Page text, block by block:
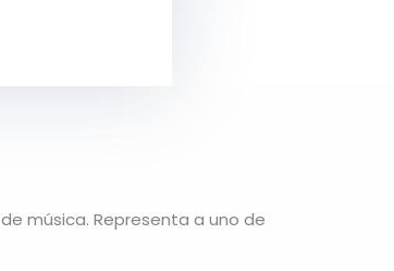
música. Representa a uno de